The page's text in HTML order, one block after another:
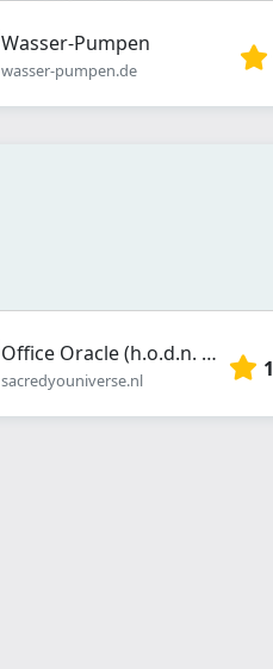
Wasser-Pumpen
wasser-pumpen.de
Office Oracle (h.o.d.n. Sacred YOUniverse)
sacredyouniverse.nl